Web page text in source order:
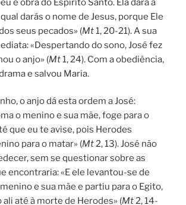
é obra do Espírito Santo. Ela dará à
darás o nome de Jesus, porque Ele
seus pecados» (Mt1, 20-21). A sua
«Despertando do sono, José fez
o anjo» (Mt1, 24). Com a obediência,
e salvou Maria.
o anjo dá esta ordem a José:
o menino e sua mãe, foge para o
que eu te avise, pois Herodes
para o matar» (Mt2, 13). José não
sem se questionar sobre as
encontraria: «E ele levantou-se de
e sua mãe e partiu para o Egito,
até à morte de Herodes» (Mt2, 14-